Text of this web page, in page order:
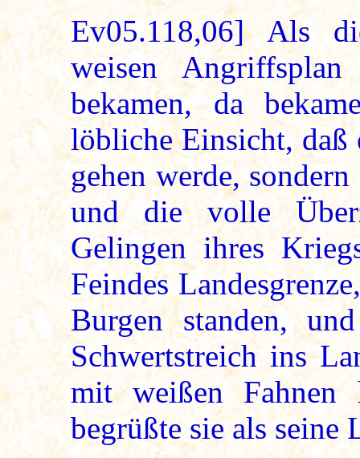
Ev05.118,06] Als
weisen
bekamen, da
löbliche Einsicht, daß
gehen werde,
und die volle
Gelingen ihres
Feindes
Burgen standen,
Schwertstreich ins
mit weißen Fahnen
begrüßte sie als seine